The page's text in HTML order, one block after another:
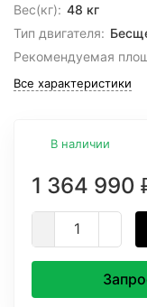
Вес(кг): 48 кг
Тип двигателя:
Рекомендуемая
Все характеристики
В наличии
1 364 990